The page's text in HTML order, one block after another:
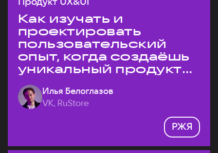
Как изучать и
проектировать
пользовательский
опыт, когда создаёшь
уникальный продукт
на рынке?
Илья Белоглазов
VK, RuStore
РЖЯ